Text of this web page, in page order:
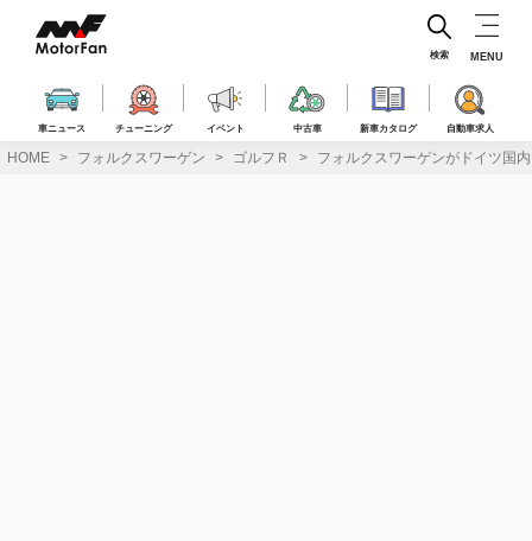
ス
車ニュース チューニング イベント 中古車 新車カタログ 自動車求人
検索 MENU
HOME フォルクスワーゲン ゴルフＲ フォルクスワーゲンがドイツ国